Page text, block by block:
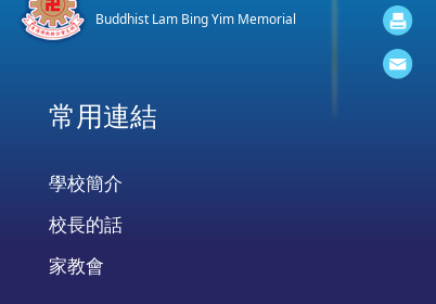
Buddhist Lam Bing Yim Memorial
常用連結
學校簡介
校長的話
家教會